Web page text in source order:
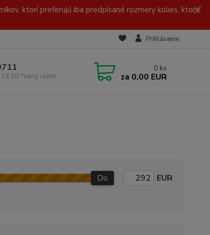
ktorí preferujú iba predpísané rozmery kolies, ktoré
Prihlásenie
*letný režim
0 ks
za 0,00 EUR
Do EUR